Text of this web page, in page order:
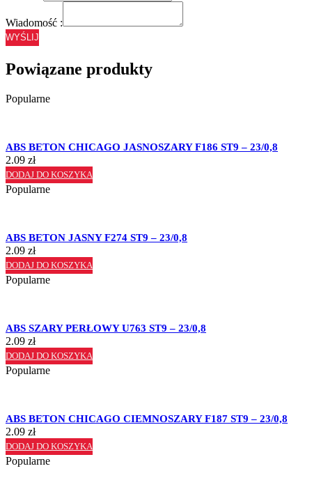
Wiadomość :
WYŚLIJ
Powiązane produkty
Popularne
ABS BETON CHICAGO JASNOSZARY F186 ST9 – 23/0,8
2.09 zł
DODAJ DO KOSZYKA
Popularne
ABS BETON JASNY F274 ST9 – 23/0,8
2.09 zł
DODAJ DO KOSZYKA
Popularne
ABS SZARY PERŁOWY U763 ST9 – 23/0,8
2.09 zł
DODAJ DO KOSZYKA
Popularne
ABS BETON CHICAGO CIEMNOSZARY F187 ST9 – 23/0,8
2.09 zł
DODAJ DO KOSZYKA
Popularne